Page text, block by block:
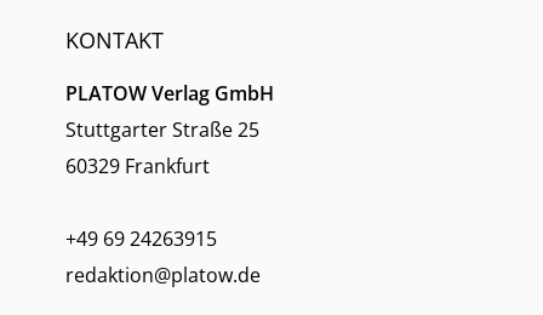
KONTAKT
PLATOW Verlag GmbH
Stuttgarter Straße 25
60329 Frankfurt
+49 69 24263915
redaktion@platow.de